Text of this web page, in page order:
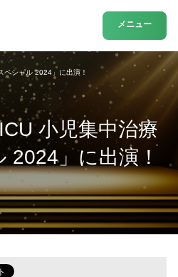
メニュー
小児集中治療
2024」に出演！
ペシャル 2024」に出演！